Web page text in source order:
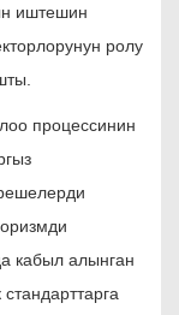
иштешин
ролу
процессинин
кабыл алынган